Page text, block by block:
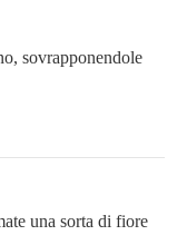
sovrapponendole
una sorta di fiore